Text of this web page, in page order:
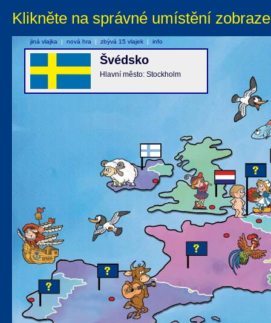
Klikněte na správné umístění
Švédsko
Hlavní město: Stockholm
jiná vlajka | nová hra | zbývá 15 vlajek | info